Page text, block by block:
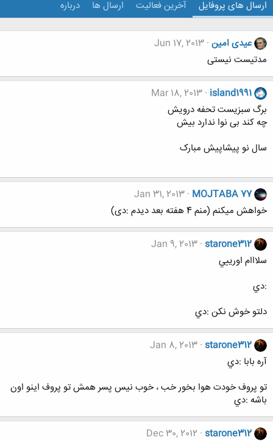
ارسال های پروفایل آخرین فعالیت ارسال ها درباره
عیدی امین Jun 17, 2013
مدتیست نیستی
island1991
Mar 18, 2013
برگ سبزیست تحفه درویش
چه کند بی نوا ندارد بیش
سال نو پیشاپیش مبارک
MOJTABA 77
Jan 31, 2013
خواهش میکنم (منم 4 هفته بعد دیدم :دی)
starone312
Jan 9, 2013
سلااام اورييي
:دي
دلتو خوش نكن :دي
starone312
Jan 8, 2013
آره بابا :دي
تو پروف خودت هوا بخور خب ، خوب نيس پسر همش تو پروف اينو اون
باشه :دي
starone312
Dec 30, 2012